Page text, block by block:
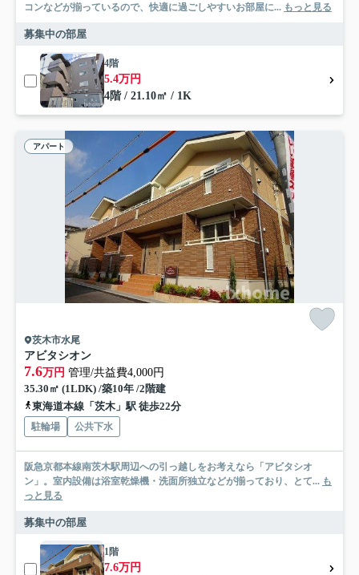
コンなどが揃っているので、快適に過ごしやすいお部屋に... もっと見る
募集中の部屋
4階
5.4万円
4階 / 21.10㎡ / 1K
アパート
茨木市水尾
アビタシオン
7.6万円 管理/共益費4,000円
35.30㎡ (1LDK) /築10年 /2階建
東海道本線「茨木」駅 徒歩22分
駐輪場 公共下水
阪急京都本線南茨木駅周辺への引っ越しをお考えなら「アビタシオ
ン」。室内設備は浴室乾燥機・洗面所独立などが揃っており、とて... も
っと見る
募集中の部屋
1階
7.6万円